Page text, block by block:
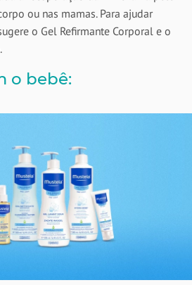
ou nas mamas. Para ajudar
o Gel Refirmante Corporal e o
o bebê: